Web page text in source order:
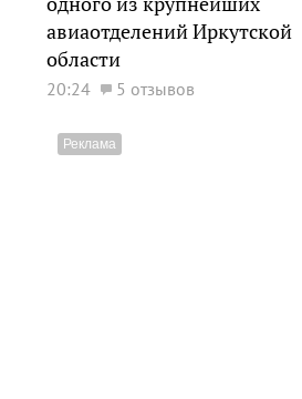
авиаотделений Иркутской
области
20:24 5 отзывов